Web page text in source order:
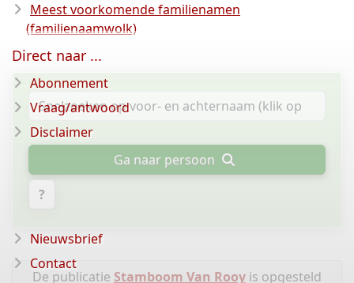
Meest voorkomende familienamen
(familienaamwolk)
Ga naar persoon
?
De publicatie Stamboom Van Rooy is opgesteld
Direct naar ...
Abonnement
Vraag/antwoord
Disclaimer
Nieuwsbrief
Contact